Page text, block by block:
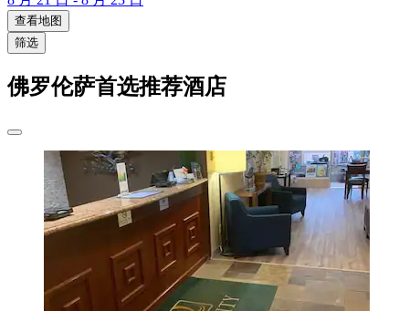
查看地图
筛选
佛罗伦萨首选推荐酒店